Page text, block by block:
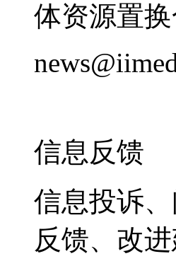
体资源置换
信息反馈
信息投诉
反馈、改